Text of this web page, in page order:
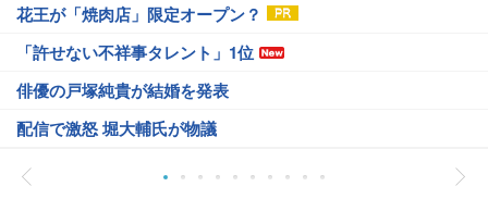
花王が「焼肉店」限定オープン？
「許せない不祥事タレント」1位
俳優の戸塚純貴が結婚を発表
配信で激怒 堀大輔氏が物議